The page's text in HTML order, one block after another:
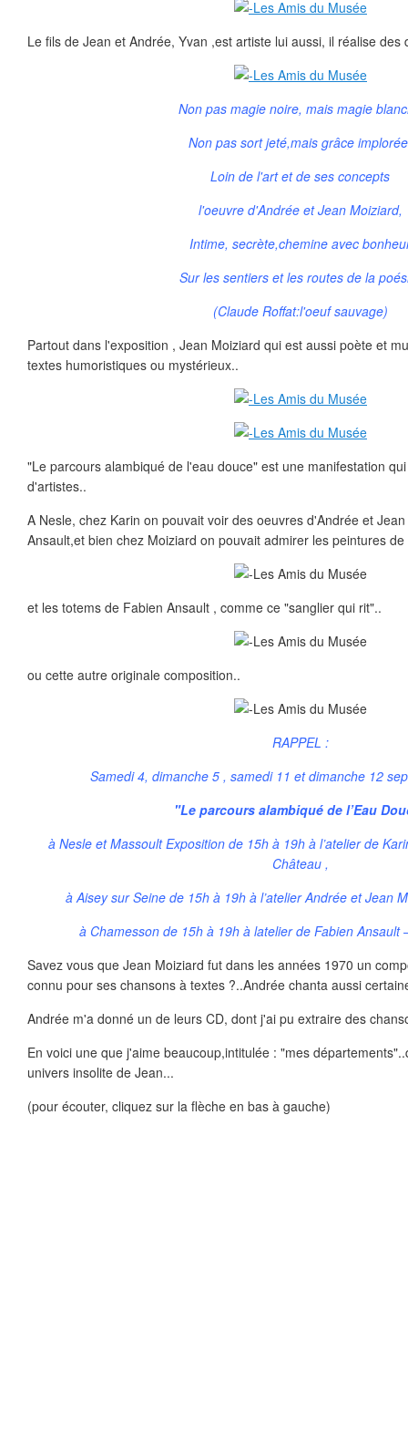
Le fils de Jean et Andrée, Yvan ,est artiste lui aussi, il réalise des
Non pas magie noire, mais magie
Non pas sort jeté,mais grâce
Loin de l'art et de ses concepts
l'oeuvre d'Andrée et Jean Moiziard,
Intime, secrète,chemine avec
Sur les sentiers et les routes de la
(Claude Roffat:l'oeuf sauvage)
Partout dans l'exposition , Jean Moiziard qui est aussi poète et
textes humoristiques ou mystérieux..
"Le parcours alambiqué de l'eau douce" est une manifestation
d'artistes..
A Nesle, chez Karin on pouvait voir des oeuvres d'Andrée et
Ansault,et bien chez Moiziard on pouvait admirer les peintures de
et les totems de Fabien Ansault , comme ce "sanglier qui rit"..
ou cette autre originale composition..
RAPPEL :
Samedi 4, dimanche 5 , samedi 11 et dimanche 12
"Le parcours alambiqué de l’Eau
à Nesle et Massoult Exposition de 15h à 19h à l’atelier de
Château ,
à Aisey sur Seine de 15h à 19h à l’atelier Andrée et Jean
à Chamesson de 15h à 19h à latelier de Fabien Ansault
Savez vous que Jean Moiziard fut dans les années 1970 un
connu pour ses chansons à textes ?..Andrée chanta aussi
Andrée m'a donné un de leurs CD, dont j'ai pu extraire des
En voici une que j'aime beaucoup,intitulée : "mes
univers insolite de Jean...
(pour écouter, cliquez sur la flèche en bas à gauche)